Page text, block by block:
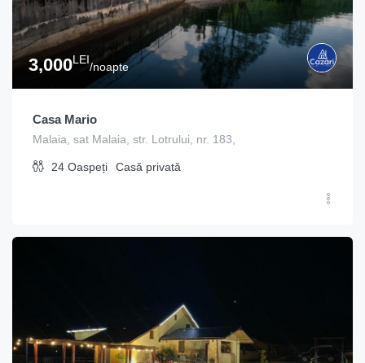
3,000LEI
/noapte
Casa Mario
Malaia, sat Malaia, str. Lotrului, nr. 183,
24 Oaspeți Casă privată